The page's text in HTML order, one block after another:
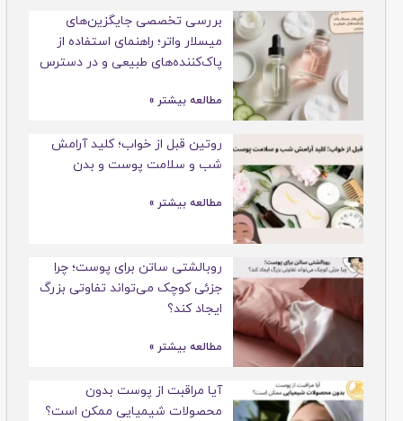
بررسی تخصصی جایگزین‌های
میسلار واتر؛ راهنمای استفاده از
پاک‌کننده‌های طبیعی و در دسترس
مطالعه بیشتر »
روتین قبل از خواب؛ کلید آرامش
شب و سلامت پوست و بدن
مطالعه بیشتر »
روبالشتی ساتن برای پوست؛ چرا
جزئی کوچک می‌تواند تفاوتی بزرگ
ایجاد کند؟
مطالعه بیشتر »
آیا مراقبت از پوست بدون
محصولات شیمیایی ممکن است؟